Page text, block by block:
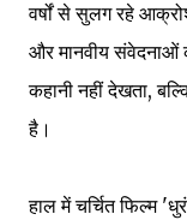
वर्षों से सुलग रहे
और मानवीय संवेदनाओं
कहानी नहीं देखता,
है।
हाल में चर्चित फिल्म